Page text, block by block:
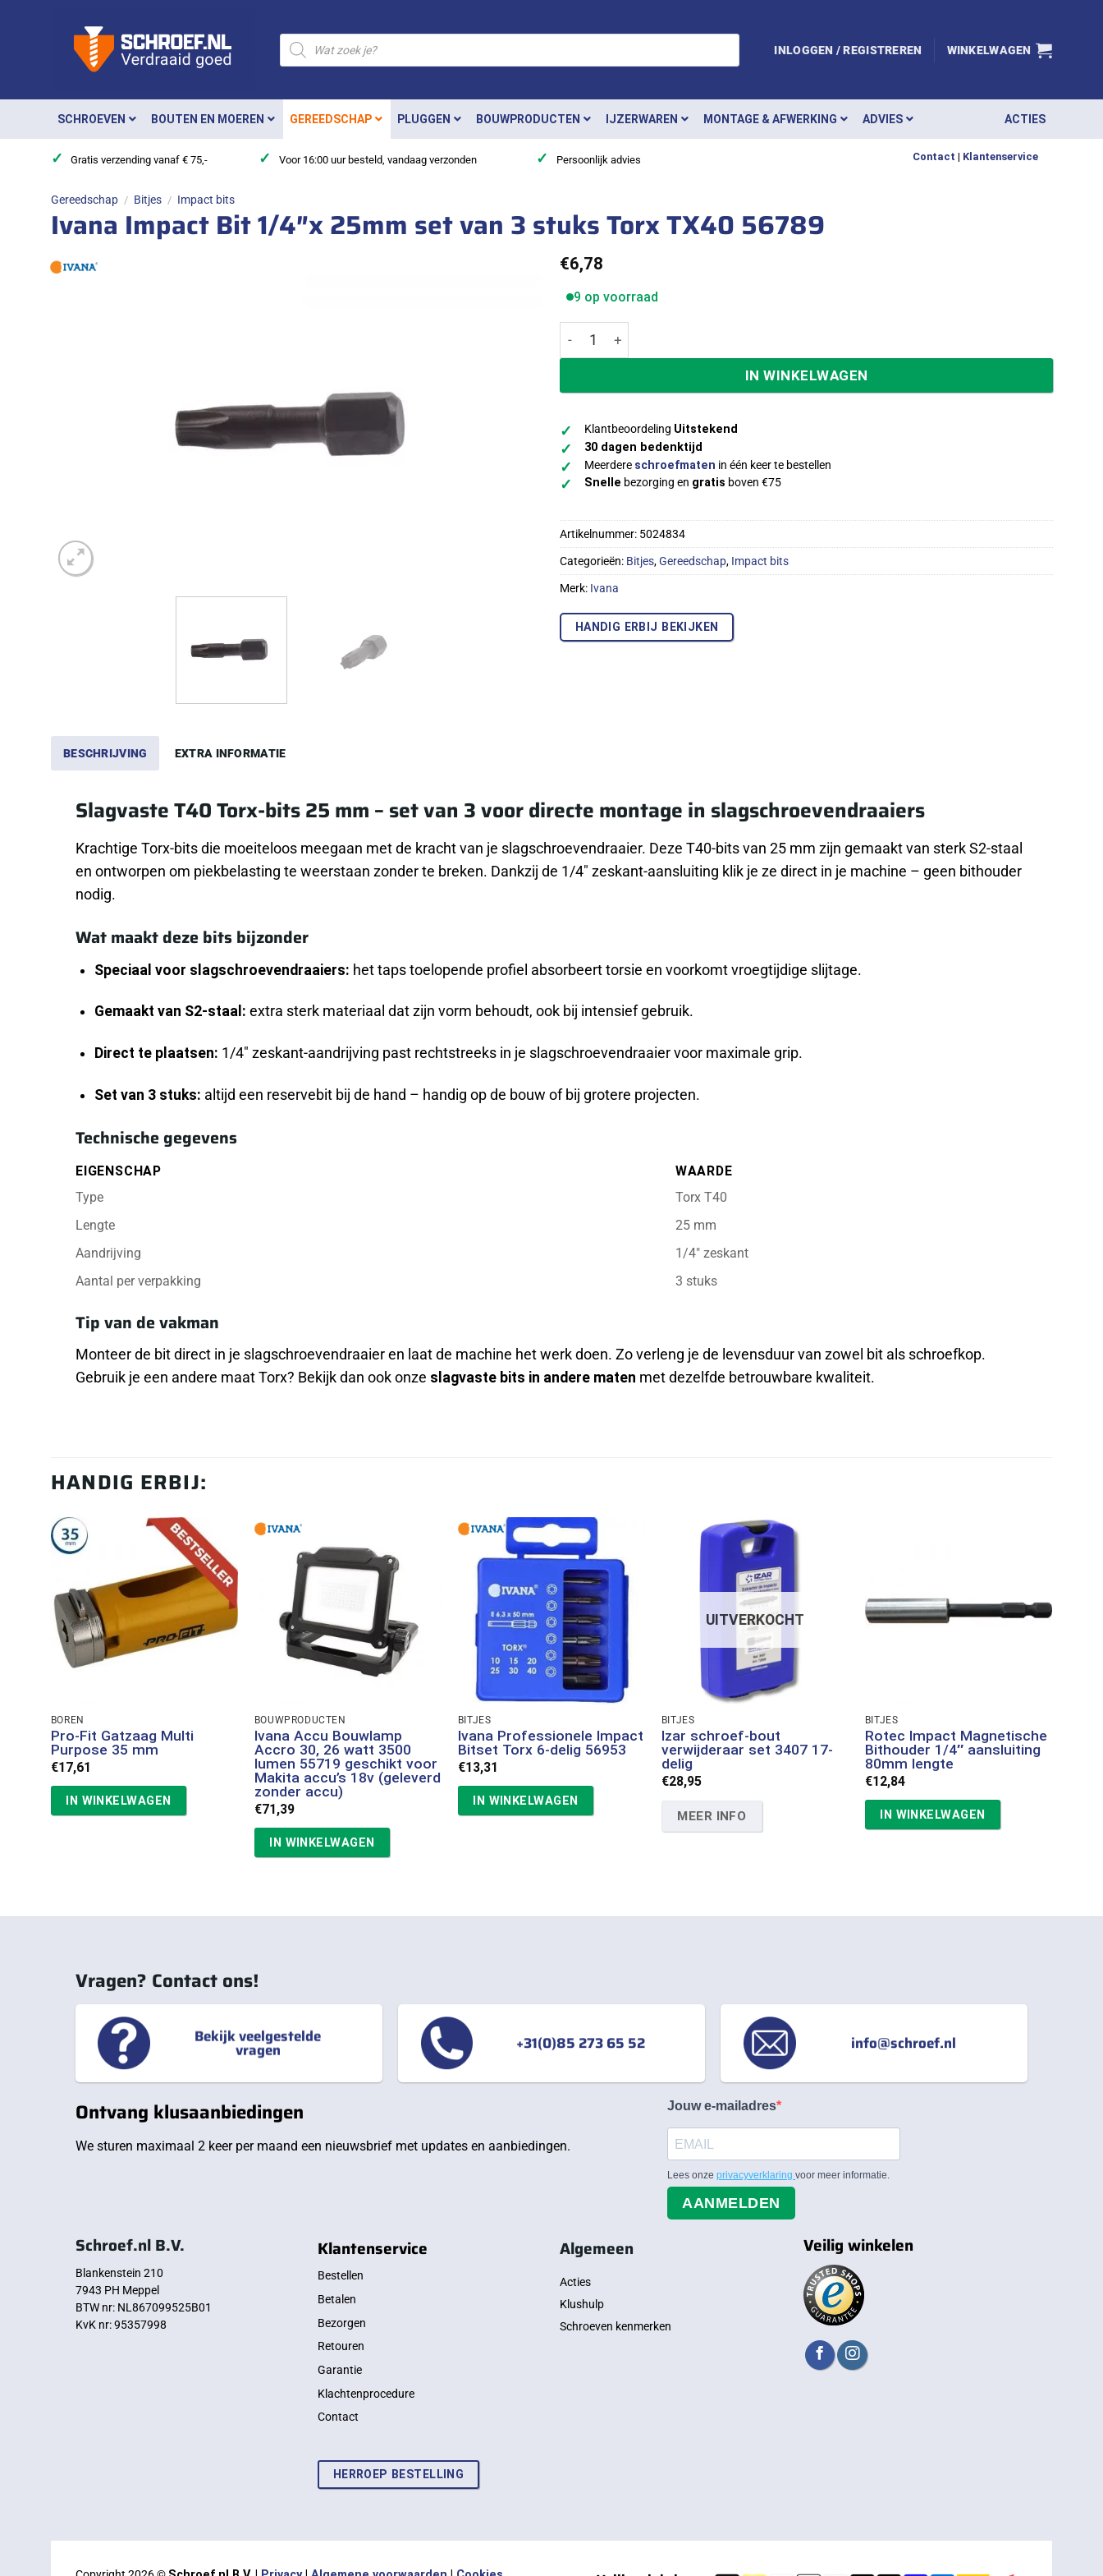
Producten
zoeken
INLOGGEN / REGISTREREN WINKELWAGEN
SCHROEVEN BOUTEN EN MOEREN GEREEDSCHAP PLUGGEN BOUWPRODUCTEN IJZERWAREN MONTAGE & AFWERKING ADVIES ACTIES
✓ Gratis verzending vanaf € 75,- ✓ Voor 16:00 uur besteld, vandaag verzonden ✓ Persoonlijk advies Contact | Klantenservice
Gereedschap / Bitjes / Impact bits
Ivana Impact Bit 1/4″x 25mm set van 3 stuks Torx TX40 56789
€6,78
9 op voorraad
Ivana Impact Bit 1/4"x 25mm set van 3 stuks Torx TX40 56789 aantal
IN WINKELWAGEN
✓ Klantbeoordeling Uitstekend
✓ 30 dagen bedenktijd
✓ Meerdere schroefmaten in één keer te bestellen
✓ Snelle bezorging en gratis boven €75
Artikelnummer: 5024834
Categorieën: Bitjes,Gereedschap, Impact bits
Merk: Ivana
HANDIG ERBIJ BEKIJKEN
BESCHRIJVING EXTRA INFORMATIE
Slagvaste T40 Torx-bits 25 mm – set van 3 voor directe montage in slagschroevendraaiers
Krachtige Torx-bits die moeiteloos meegaan met de kracht van je slagschroevendraaier. Deze T40-bits van 25 mm zijn gemaakt van sterk S2-staal
en ontworpen om piekbelasting te weerstaan zonder te breken. Dankzij de 1/4″ zeskant-aansluiting klik je ze direct in je machine – geen bithouder
nodig.
Wat maakt deze bits bijzonder
Speciaal voor slagschroevendraaiers: het taps toelopende profiel absorbeert torsie en voorkomt vroegtijdige slijtage.
Gemaakt van S2-staal: extra sterk materiaal dat zijn vorm behoudt, ook bij intensief gebruik.
Direct te plaatsen: 1/4″ zeskant-aandrijving past rechtstreeks in je slagschroevendraaier voor maximale grip.
Set van 3 stuks: altijd een reservebit bij de hand – handig op de bouw of bij grotere projecten.
Technische gegevens
EIGENSCHAP
WAARDE
Type
Torx T40
Lengte
25 mm
Aandrijving
1/4″ zeskant
Aantal per verpakking
3 stuks
Tip van de vakman
Monteer de bit direct in je slagschroevendraaier en laat de machine het werk doen. Zo verleng je de levensduur van zowel bit als schroefkop.
Gebruik je een andere maat Torx? Bekijk dan ook onze slagvaste bits in andere maten met dezelfde betrouwbare kwaliteit.
HANDIG ERBIJ:
BOREN
Pro-Fit Gatzaag Multi
Purpose 35 mm
€17,61
IN WINKELWAGEN
BOUWPRODUCTEN
Ivana Accu Bouwlamp
Accro 30, 26 watt 3500
lumen 55719 geschikt voor
Makita accu’s 18v (geleverd
zonder accu)
€71,39
IN WINKELWAGEN
BITJES
Ivana Professionele Impact
Bitset Torx 6-delig 56953
€13,31
IN WINKELWAGEN
UITVERKOCHT
BITJES
Izar schroef-bout
verwijderaar set 3407 17-
delig
€28,95
MEER INFO
BITJES
Rotec Impact Magnetische
Bithouder 1/4″ aansluiting
80mm lengte
€12,84
IN WINKELWAGEN
Vragen? Contact ons!
Bekijk veelgestelde
vragen +31(0)85 273 65 52 info@schroef.nl
Ontvang klusaanbiedingen
We sturen maximaal 2 keer per maand een nieuwsbrief met updates en aanbiedingen.
Jouw e-mailadres
Lees onzeprivacyverklaringvoor meer informatie.
AANMELDEN
Schroef.nl B.V.
Blankenstein 210
7943 PH Meppel
BTW nr: NL867099525B01
KvK nr: 95357998
Klantenservice
Bestellen
Betalen
Bezorgen
Retouren
Garantie
Klachtenprocedure
Contact
HERROEP BESTELLING
Algemeen
Acties
Klushulp
Schroeven kenmerken
Veilig winkelen